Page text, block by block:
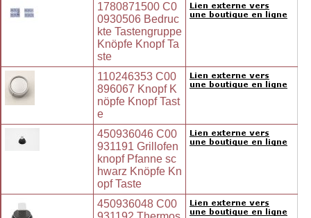
1780871500 C0
0930506 Bedruc
kte Tastengruppe
Knöpfe Knopf Ta
ste
110246353 C00
896067 Knopf K
nöpfe Knopf Tast
e
450936046 C00
931191 Grillofen
knopf Pfanne sc
hwarz Knöpfe Kn
opf Taste
450936048 C00